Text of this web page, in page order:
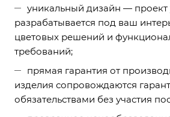
уникальный дизайн — проект
разрабатывается под ваш
цветовых решений и
требований;
прямая гарантия от
изделия сопровождаются
обязательствами без участия